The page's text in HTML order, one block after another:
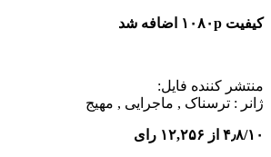
کیفیت ۱۰۸۰p اضافه شد
منتشر کننده فایل:
ژانر : ترسناک , ماجرایی , مهیج
۴٫۸/۱۰ از ۱۲,۲۵۶ رای